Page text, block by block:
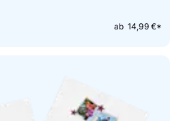
ab 14,99 €*